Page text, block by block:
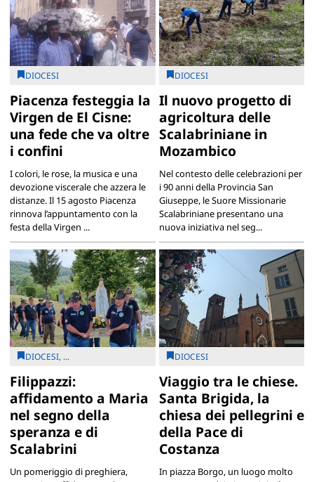
DIOCESI
Piacenza festeggia la
Virgen de El Cisne:
una fede che va oltre
i confini
I colori, le rose, la musica e una
devozione viscerale che azzera le
distanze. Il 15 agosto Piacenza
rinnova l’appuntamento con la
festa della Virgen ...
DIOCESI
Il nuovo progetto di
agricoltura delle
Scalabriniane in
Mozambico
Nel contesto delle celebrazioni per
i 90 anni della Provincia San
Giuseppe, le Suore Missionarie
Scalabriniane presentano una
nuova iniziativa nel seg...
DIOCESI, ...
Filippazzi:
affidamento a Maria
nel segno della
speranza e di
Scalabrini
Un pomeriggio di preghiera,
DIOCESI
Viaggio tra le chiese.
Santa Brigida, la
chiesa dei pellegrini e
della Pace di
Costanza
In piazza Borgo, un luogo molto